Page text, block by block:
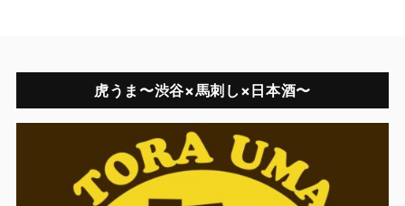
虎うま〜渋谷×馬刺し×日本酒〜